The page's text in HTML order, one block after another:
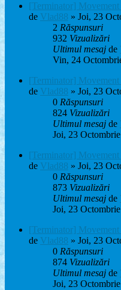
[Terminator]
de Vlad88 » Joi, 23
2 Răspunsuri
932 Vizualizări
Ultimul mesaj de
Vin, 24
[Terminator]
de Vlad88 » Joi, 23
0 Răspunsuri
824 Vizualizări
Ultimul mesaj de
Joi, 23
[Terminator]
de Vlad88 » Joi, 23
0 Răspunsuri
873 Vizualizări
Ultimul mesaj de
Joi, 23
[Terminator]
de Vlad88 » Joi, 23
0 Răspunsuri
874 Vizualizări
Ultimul mesaj de
Joi, 23